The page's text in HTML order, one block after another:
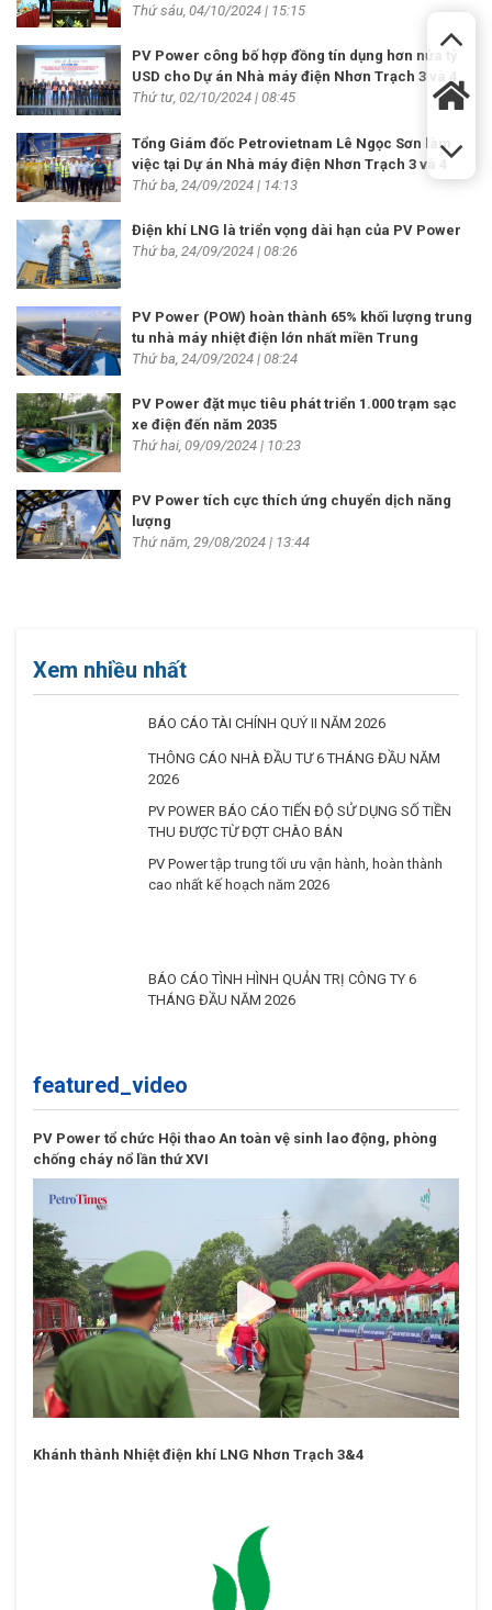
Thứ sáu, 04/10/2024 | 15:15
PV Power công bố hợp đồng tín dụng hơn nửa tỷ
USD cho Dự án Nhà máy điện Nhơn Trạch 3 và 4
Thứ tư, 02/10/2024 | 08:45
Tổng Giám đốc Petrovietnam Lê Ngọc Sơn làm
việc tại Dự án Nhà máy điện Nhơn Trạch 3 và 4
Thứ ba, 24/09/2024 | 14:13
Điện khí LNG là triển vọng dài hạn của PV Power
Thứ ba, 24/09/2024 | 08:26
PV Power (POW) hoàn thành 65% khối lượng trung
tu nhà máy nhiệt điện lớn nhất miền Trung
Thứ ba, 24/09/2024 | 08:24
PV Power đặt mục tiêu phát triển 1.000 trạm sạc
xe điện đến năm 2035
Thứ hai, 09/09/2024 | 10:23
PV Power tích cực thích ứng chuyển dịch năng
lượng
Thứ năm, 29/08/2024 | 13:44
Xem nhiều nhất
BÁO CÁO TÀI CHÍNH QUÝ II NĂM 2026
THÔNG CÁO NHÀ ĐẦU TƯ 6 THÁNG ĐẦU NĂM
2026
PV POWER BÁO CÁO TIẾN ĐỘ SỬ DỤNG SỐ TIỀN
THU ĐƯỢC TỪ ĐỢT CHÀO BÁN
PV Power tập trung tối ưu vận hành, hoàn thành
THÁNG ĐẦU NĂM 2026
PV Power tổ chức Hội thao An toàn vệ sinh lao động, phòng
chống cháy nổ lần thứ XVI